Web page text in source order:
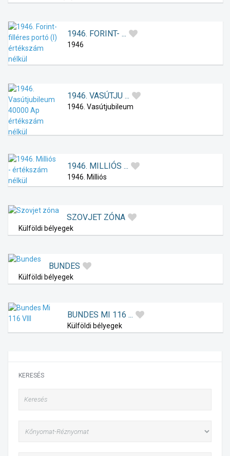
1946. FORINT- ...
1946
1946. VASÚTJU ...
1946. Vasútjubileum
1946. MILLIÓS ...
1946. Milliós
SZOVJET ZÓNA
Külföldi bélyegek
BUNDES
Külföldi bélyegek
BUNDES MI 116 ...
Külföldi bélyegek
KERESÉS